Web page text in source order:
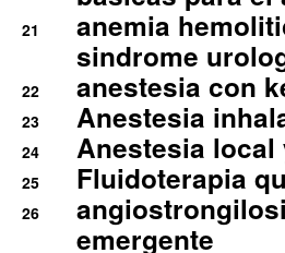
21
anemia
sindrome
22 anestesia con
23 Anestesia
24 Anestesia local
25 Fluidoterapia
26
emergente